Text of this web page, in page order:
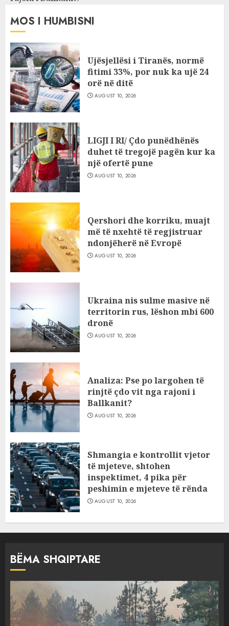
MOS I HUMBISNI
Ujësjellësi i Tiranës, normë
fitimi 33%, por nuk ka ujë 24
orë në ditë
AUGUST 10, 2026
LIGJI I RI/ Çdo punëdhënës
duhet të tregojë pagën kur ka
një ofertë pune
AUGUST 10, 2026
Qershori dhe korriku, muajt
më të nxehtë të regjistruar
ndonjëherë në Evropë
AUGUST 10, 2026
Ukraina nis sulme masive në
territorin rus, lëshon mbi 600
dronë
AUGUST 10, 2026
Analiza: Pse po largohen të
rinjtë çdo vit nga rajoni i
Ballkanit?
AUGUST 10, 2026
Shmangia e kontrollit vjetor
të mjeteve, shtohen
inspektimet, 4 pika për
peshimin e mjeteve të rënda
AUGUST 10, 2026
BËMA SHQIPTARE